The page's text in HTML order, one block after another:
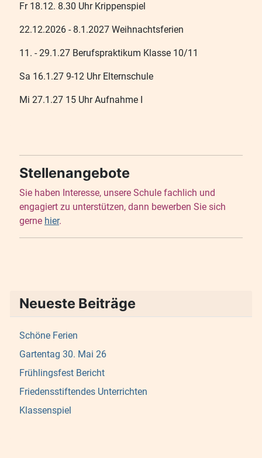
Fr 18.12. 8.30 Uhr Krippenspiel
22.12.2026 - 8.1.2027 Weihnachtsferien
11. - 29.1.27 Berufspraktikum Klasse 10/11
Sa 16.1.27 9-12 Uhr Elternschule
Mi 27.1.27 15 Uhr Aufnahme I
Stellenangebote
Sie haben Interesse, unsere Schule fachlich und
engagiert zu unterstützen, dann bewerben Sie sich
gerne hier.
Neueste Beiträge
Schöne Ferien
Gartentag 30. Mai 26
Frühlingsfest Bericht
Friedensstiftendes Unterrichten
Klassenspiel